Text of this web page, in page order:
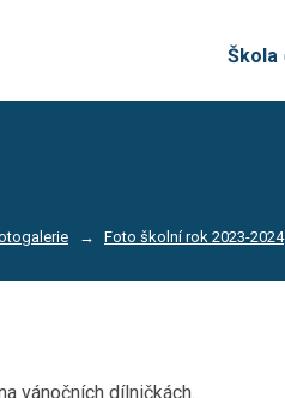
Škola
Foto školní rok 2023-2024
vánočních dílničkách.